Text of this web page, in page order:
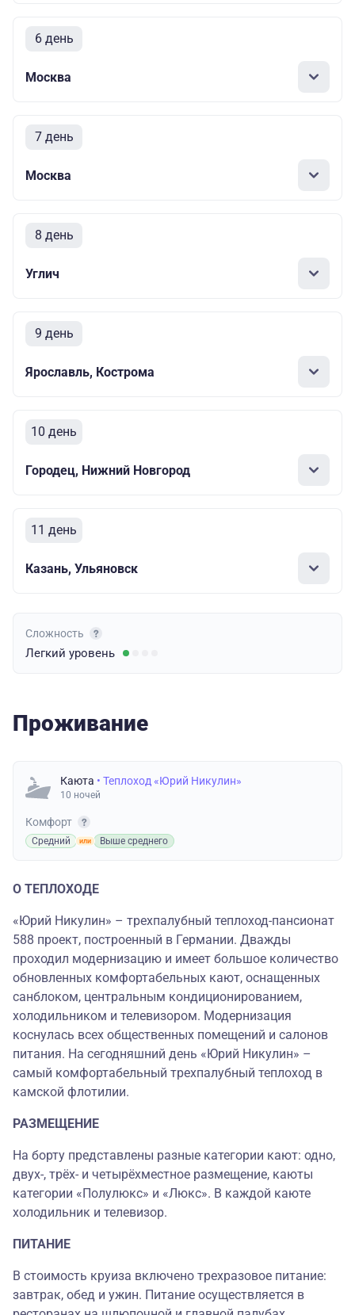
6 день
Москва
7 день
Москва
8 день
Углич
9 день
Ярославль, Кострома
10 день
Городец, Нижний Новгород
11 день
Казань, Ульяновск
Сложность
Легкий уровень
Проживание
Каюта • Теплоход «Юрий Никулин»
10 ночей
Комфорт
Средний Выше среднего
О ТЕПЛОХОДЕ
«Юрий Никулин» – трехпалубный теплоход-пансионат
588 проект, построенный в Германии. Дважды
проходил модернизацию и имеет большое количество
обновленных комфортабельных кают, оснащенных
санблоком, центральным кондиционированием,
холодильником и телевизором. Модернизация
коснулась всех общественных помещений и салонов
питания. На сегодняшний день «Юрий Никулин» –
самый комфортабельный трехпалубный теплоход в
камской флотилии.
РАЗМЕЩЕНИЕ
На борту представлены разные категории кают: одно,
двух-, трёх- и четырёхместное размещение, каюты
категории «Полулюкс» и «Люкс». В каждой каюте
холодильник и телевизор.
ПИТАНИЕ
В стоимость круиза включено трехразовое питание:
завтрак, обед и ужин. Питание осуществляется в